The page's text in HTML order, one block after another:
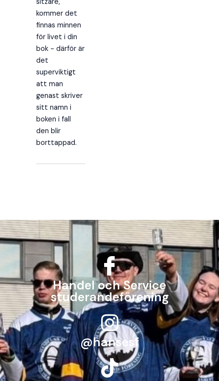
kommer det
finnas minnen
för livet i din
bok - därför är
det
superviktigt
att man
genast skriver
sitt namn i
boken i fall
den blir
borttappad.
Handel och Service
studerandeförening
@hansesf